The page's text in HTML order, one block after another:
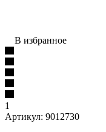
В избранное
1
Артикул: 9012730